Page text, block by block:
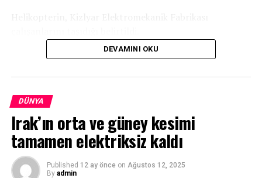
Dağıstan Özerk Cumhuriyeti Başkanı Sergey Melikov,
göre, 4 kişi yaşamını yitirdi. Yaralanan 3 kişi ise
DEVAMINI OKU
DÜNYA
Irak’ın orta ve güney kesimi
tamamen elektriksiz kaldı
Published 12 ay önce on Ağustos 12, 2025
By admin